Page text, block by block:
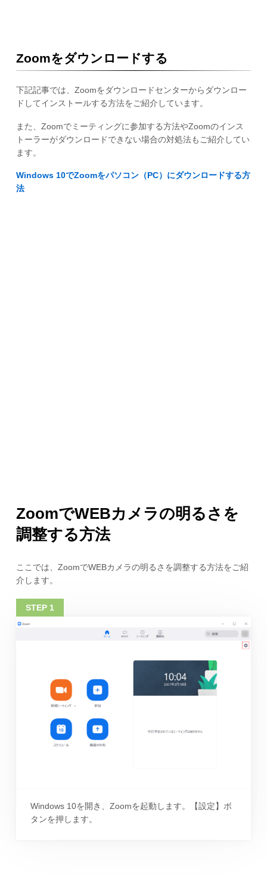
Zoomをダウンロードする
下記記事では、Zoomをダウンロードセンターからダウンロー
ドしてインストールする方法をご紹介しています。
また、Zoomでミーティングに参加する方法やZoomのインス
トーラーがダウンロードできない場合の対処法もご紹介してい
ます。
Windows 10でZoomをパソコン（PC）にダウンロードする方
法
ZoomでWEBカメラの明るさを
調整する方法
ここでは、ZoomでWEBカメラの明るさを調整する方法をご紹
介します。
Windows 10を開き、Zoomを起動します。【設定】ボ
タンを押します。